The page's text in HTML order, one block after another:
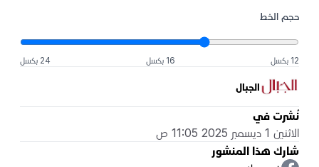
حجم الخط
12 بكسل 16 بكسل 24 بكسل
الجبال
نُشرت في
الاثنين 1 ديسمبر 2025 11:05 ص
شارك هذا المنشور